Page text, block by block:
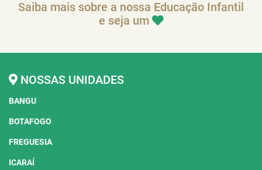
Saiba mais sobre a nossa Educação Infantil
e seja um
coração verde
NOSSAS UNIDADES
BANGU
BOTAFOGO
FREGUESIA
ICARAÍ